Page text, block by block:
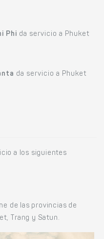
Phi da servicio a Phuket
da servicio a Phuket
a los siguientes
de las provincias de
Trang y Satun.